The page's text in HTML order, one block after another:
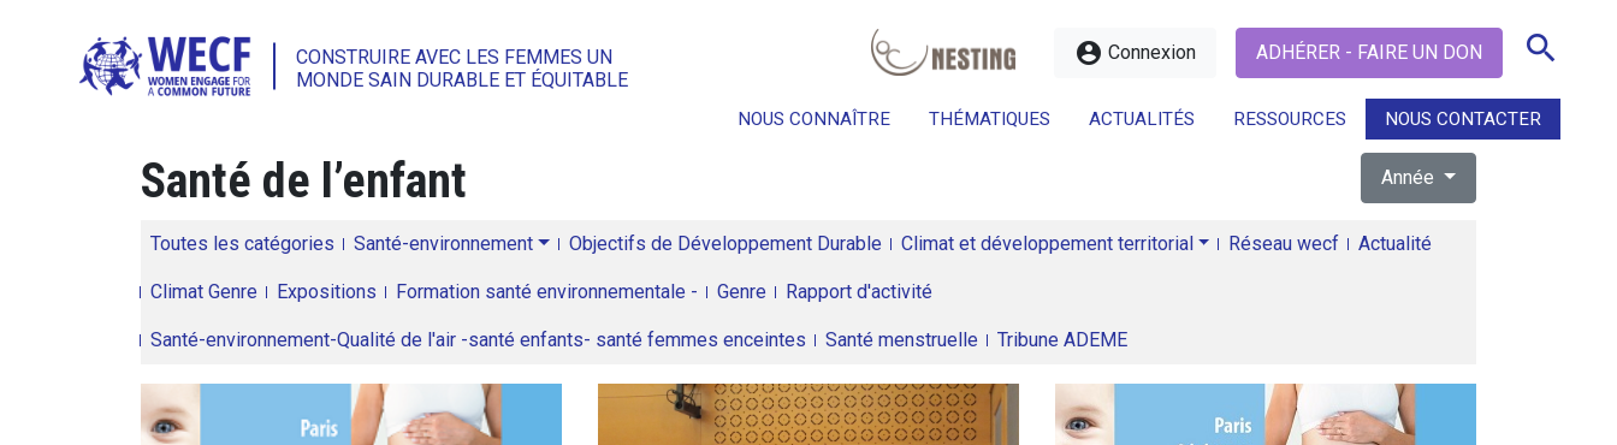
CONSTRUIRE AVEC LES FEMMES UN
MONDE SAIN DURABLE ET ÉQUITABLE
account_circle Connexion ADHÉRER - FAIRE UN DON search
NOUS CONNAÎTRE THÉMATIQUES ACTUALITÉS RESSOURCES NOUS CONTACTER
search
Santé de l’enfant Année
Toutes les catégories Santé-environnement Objectifs de Développement Durable Climat et développement territorial Réseau wecf Actualité
Climat Genre Expositions Formation santé environnementale - Genre Rapport d'activité
Santé-environnement-Qualité de l'air -santé enfants- santé femmes enceintes Santé menstruelle Tribune ADEME